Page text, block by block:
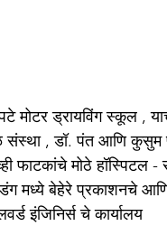
मोटर ड्रायविंग स्कूल ,
संस्था , डॉ. पंत आणि कुसुम
फाटकांचे मोठे हॉस्पिटल
मध्ये बेहेरे प्रकाशनचे
इंजिनिर्स चे कार्यालय